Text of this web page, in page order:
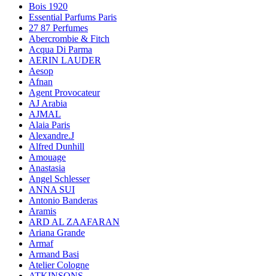
Bois 1920
Essential Parfums Paris
27 87 Perfumes
Abercrombie & Fitch
Acqua Di Parma
AERIN LAUDER
Aesop
Afnan
Agent Provocateur
AJ Arabia
AJMAL
Alaia Paris
Alexandre.J
Alfred Dunhill
Amouage
Anastasia
Angel Schlesser
ANNA SUI
Antonio Banderas
Aramis
ARD AL ZAAFARAN
Ariana Grande
Armaf
Armand Basi
Atelier Cologne